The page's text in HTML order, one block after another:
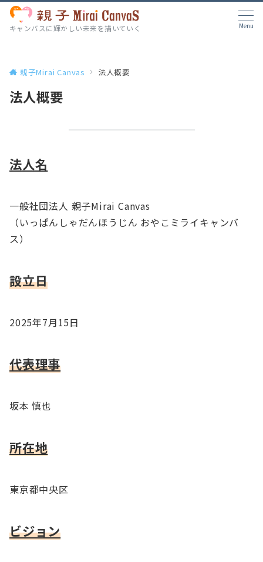
Menu
キャンバスに輝かしい未来を描いていく
親子Mirai Canvas 法人概要
法人概要
法人名
一般社団法人 親子Mirai Canvas
（いっぱんしゃだんほうじん おやこミライキャンバ
ス）
設立日
2025年7月15日
代表理事
坂本 慎也
所在地
東京都中央区
ビジョン